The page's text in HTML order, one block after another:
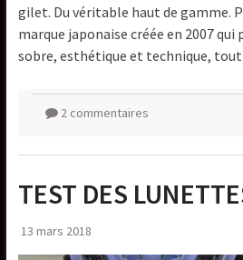
gilet. Du véritable haut de gamme.
marque japonaise créée en 2007
sobre, esthétique et technique,
2 commentaires
TEST DES
13 mars 2018